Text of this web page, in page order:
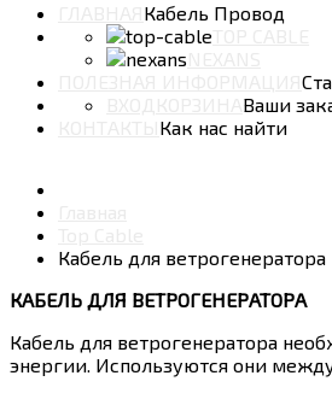
Кабель Провод
Ваши
Как нас найти
Кабель для ветрогенератора
КАБЕЛЬ ДЛЯ ВЕТРОГЕНЕРАТОРА
Кабель для ветрогенератора
энергии. Используются они